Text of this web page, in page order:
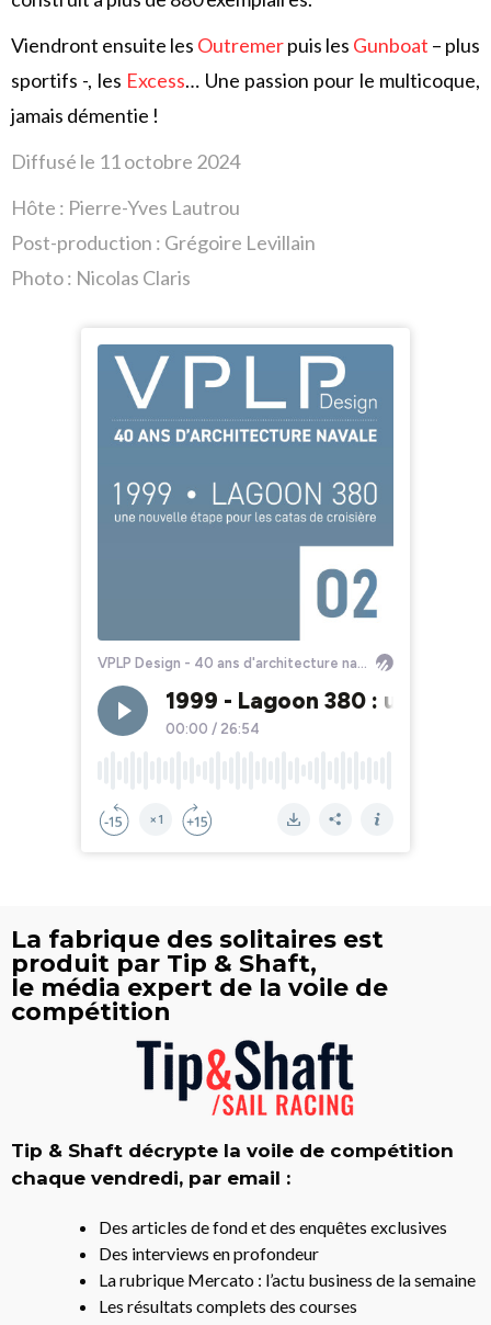
Viendront ensuite les Outremerpuis les Gunboat – plus
sportifs -, les Excess… Une passion pour le multicoque,
jamais démentie !
Diffusé le 11 octobre 2024
Hôte : Pierre-Yves Lautrou
Post-production : Grégoire Levillain
Photo : Nicolas Claris
La fabrique des solitaires est
produit par Tip & Shaft,
le média expert de la voile de
compétition
Tip & Shaft décrypte la voile de compétition
chaque vendredi, par email :
Des articles de fond et des enquêtes exclusives
Des interviews en profondeur
La rubrique Mercato : l’actu business de la semaine
Les résultats complets des courses